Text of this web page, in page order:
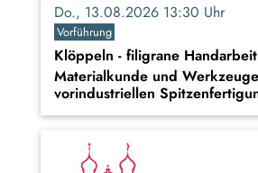
Do., 13.08.2026 13:30 Uhr
Vorführung
Klöppeln - filigrane
Materialkunde und
vorindustriellen